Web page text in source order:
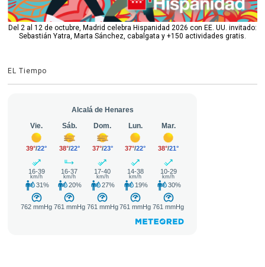
Del 2 al 12 de octubre, Madrid celebra Hispanidad 2026 con EE. UU. invitado:
Sebastián Yatra, Marta Sánchez, cabalgata y +150 actividades gratis.
EL Tiempo